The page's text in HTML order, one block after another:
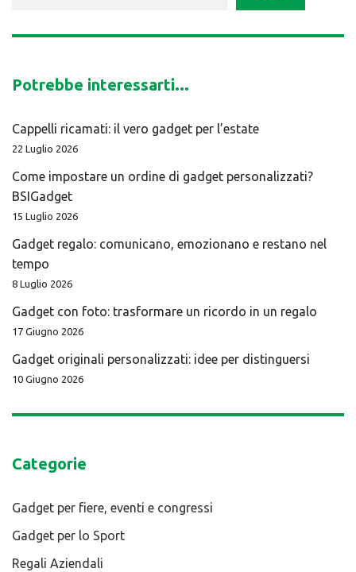
Potrebbe interessarti...
Cappelli ricamati: il vero gadget per l’estate
22 Luglio 2026
Come impostare un ordine di gadget personalizzati?
BSIGadget
15 Luglio 2026
Gadget regalo: comunicano, emozionano e restano nel
tempo
8 Luglio 2026
Gadget con foto: trasformare un ricordo in un regalo
17 Giugno 2026
Gadget originali personalizzati: idee per distinguersi
10 Giugno 2026
Categorie
Gadget per fiere, eventi e congressi
Gadget per lo Sport
Regali Aziendali